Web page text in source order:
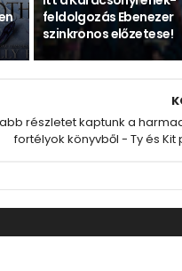
feldolgozás Ebenezer
szinkronos előzetese!
részletet kaptunk a
fortélyok könyvből - Ty és